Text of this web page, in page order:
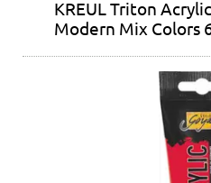
KREUL Triton
Modern Mix Colors